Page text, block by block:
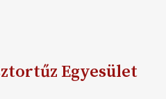
Egyesület